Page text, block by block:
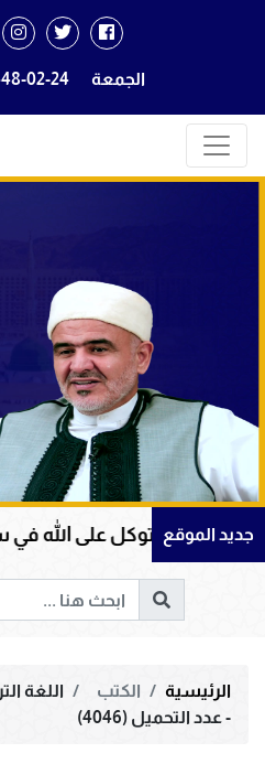
الجمعة 02-24
جديد الموقععلى الله في سورة
الرئيسية الكتب اللغة
- عدد التحميل (4046)